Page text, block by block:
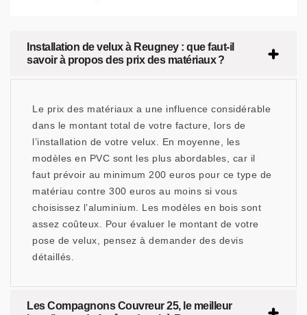
Installation de velux à Reugney : que faut-il
savoir à propos des prix des matériaux ?
Le prix des matériaux a une influence considérable
dans le montant total de votre facture, lors de
l’installation de votre velux. En moyenne, les
modèles en PVC sont les plus abordables, car il
faut prévoir au minimum 200 euros pour ce type de
matériau contre 300 euros au moins si vous
choisissez l’aluminium. Les modèles en bois sont
assez coûteux. Pour évaluer le montant de votre
pose de velux, pensez à demander des devis
détaillés.
Les Compagnons Couvreur 25, le meilleur